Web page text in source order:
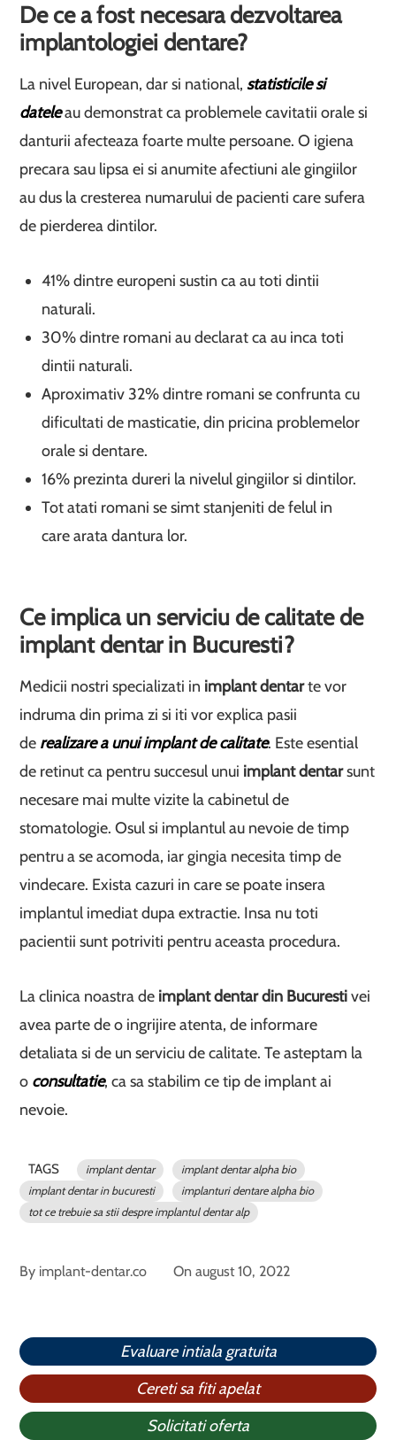
De ce a fost necesara dezvoltarea
implantologiei dentare?
La nivel European, dar si national,statisticile si
dateleau demonstrat ca problemele cavitatii orale si
danturii afecteaza foarte multe persoane. O igiena
precara sau lipsa ei si anumite afectiuni ale gingiilor
au dus la cresterea numarului de pacienti care sufera
de pierderea dintilor.
41% dintre europeni sustin ca au toti dintii
naturali.
30% dintre romani au declarat ca au inca toti
dintii naturali.
Aproximativ 32% dintre romani se confrunta cu
dificultati de masticatie, din pricina problemelor
orale si dentare.
16% prezinta dureri la nivelul gingiilor si dintilor.
Tot atati romani se simt stanjeniti de felul in
care arata dantura lor.
Ce implica un serviciu de calitate de
implant dentar in Bucuresti?
Medicii nostri specializati in implant dentarte vor
indruma din prima zi si iti vor explica pasii
de realizare a unui implant de calitate. Este esential
de retinut ca pentru succesul unui implant dentarsunt
necesare mai multe vizite la cabinetul de
stomatologie. Osul si implantul au nevoie de timp
pentru a se acomoda, iar gingia necesita timp de
vindecare. Exista cazuri in care se poate insera
implantul imediat dupa extractie. Insa nu toti
pacientii sunt potriviti pentru aceasta procedura.
La clinica noastra de implant dentar din Bucurestivei
avea parte de o ingrijire atenta, de informare
detaliata si de un serviciu de calitate. Te asteptam la
o consultatie, ca sa stabilim ce tip de implant ai
nevoie.
TAGS implant dentar
implant dentar alpha bio
implant dentar in bucuresti
implanturi dentare alpha bio
tot ce trebuie sa stii despre implantul dentar alp
By implant-dentar.co Onaugust 10, 2022
Evaluare intiala gratuita
Cereti sa fiti apelat
Solicitati oferta